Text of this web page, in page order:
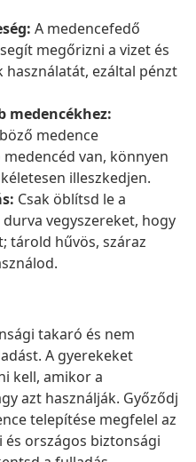
A medencefedő
megőrizni a vizet és
használatát, ezáltal pénzt
medencékhez:
medence
van, könnyen
illeszkedjen.
Csak öblítsd le a
vegyszereket, hogy
tárold hűvös, száraz
takaró és nem
A gyerekeket
kell, amikor a
azt használják. Győződj
telepítése megfelel az
és országos biztonsági